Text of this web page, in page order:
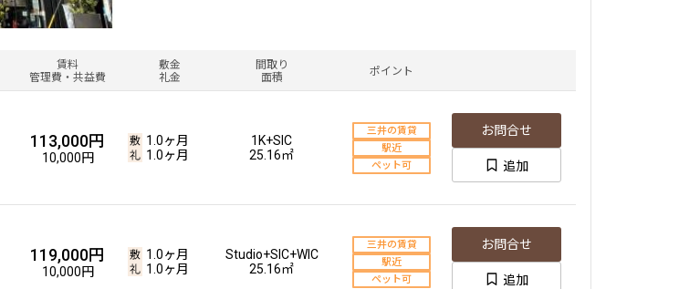
賃料
管理費・共益費
敷金
礼金
間取り
面積
ポイント
113,000円
10,000円
1.0ヶ月
1.0ヶ月
1K+SIC
25.16㎡
三井の賃貸
駅近
ペット可
お問合せ
追加
119,000円
10,000円
1.0ヶ月
1.0ヶ月
Studio+SIC+WIC
25.16㎡
三井の賃貸
駅近
ペット可
お問合せ
追加